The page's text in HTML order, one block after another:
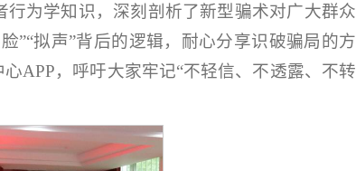
为学知识，深刻剖析了新型骗术对广大群众
”“拟声”背后的逻辑，耐心分享识破骗局的方
APP，呼吁大家牢记“不轻信、不透露、不转